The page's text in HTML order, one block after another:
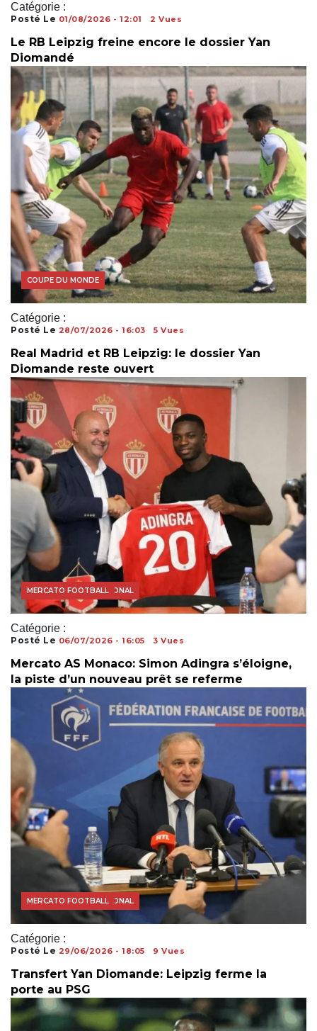
Catégorie :
Posté Le 01/08/2026 - 12:01 2 Vues
Le RB Leipzig freine encore le dossier Yan
Diomandé
Catégorie :
COUPE DU MONDE
Posté Le 28/07/2026 - 16:03 5 Vues
Real Madrid et RB Leipzig: le dossier Yan
Diomande reste ouvert
Catégorie :
COUPE DU MONDE
FOOTBALL INTERNATIONAL
MERCATO FOOTBALL
Posté Le 06/07/2026 - 16:05 3 Vues
Mercato AS Monaco: Simon Adingra s’éloigne,
la piste d’un nouveau prêt se referme
Catégorie :
FOOTBALL INTERNATIONAL
MERCATO FOOTBALL
Posté Le 29/06/2026 - 18:05 9 Vues
Transfert Yan Diomande: Leipzig ferme la
porte au PSG